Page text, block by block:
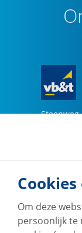
Steenweg
Naar
Om deze
persoonlijk te